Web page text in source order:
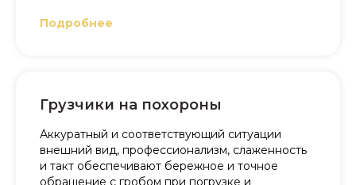
Подробнее
Грузчики на похороны
Аккуратный и соответствующий ситуации
внешний вид, профессионализм, слаженность
и такт обеспечивают бережное и точное
обращение с гробом при погрузке и